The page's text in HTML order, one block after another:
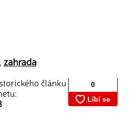
zahrada
článku